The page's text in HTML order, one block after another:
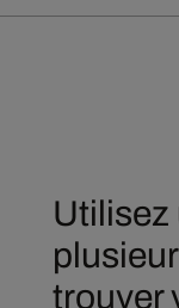
Utilisez
trouver